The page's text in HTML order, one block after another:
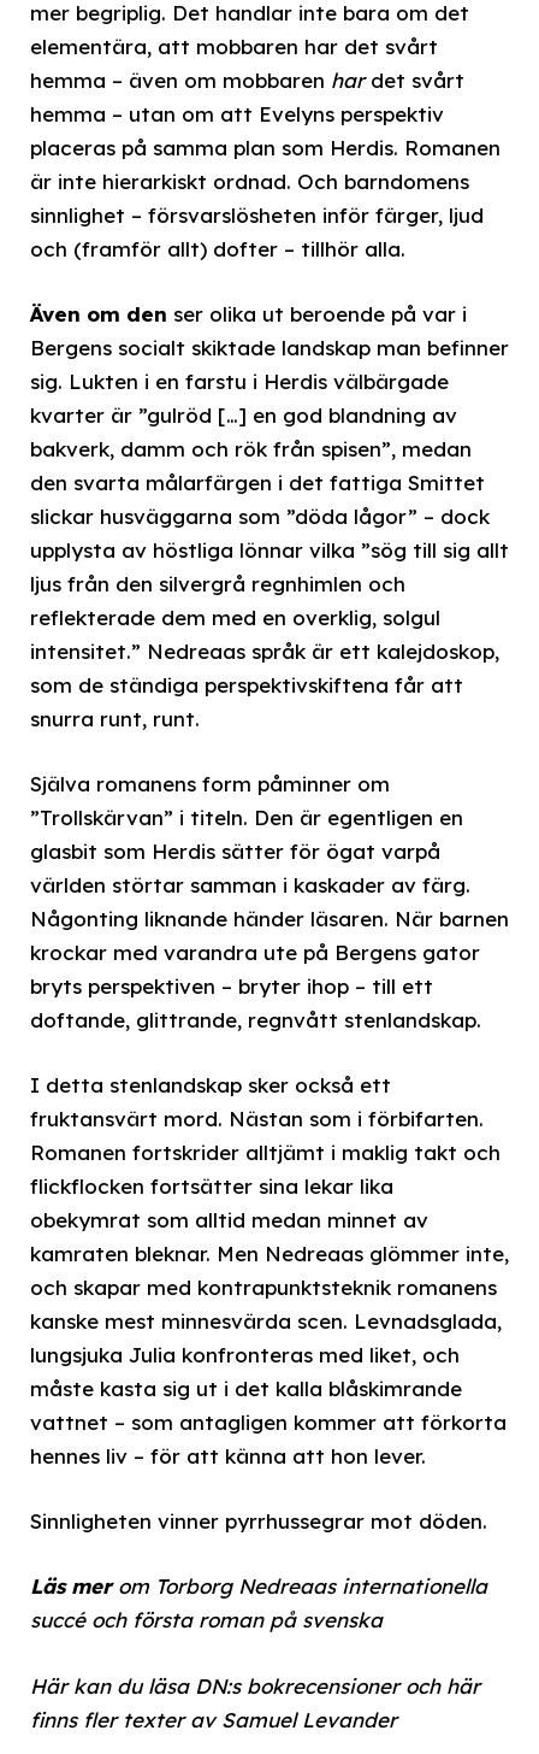
mer begriplig. Det handlar inte bara om det
elementära, att mobbaren har det svårt
hemma – även om mobbaren hardet svårt
hemma – utan om att Evelyns perspektiv
placeras på samma plan som Herdis. Romanen
är inte hierarkiskt ordnad. Och barndomens
sinnlighet – försvarslösheten inför färger, ljud
och (framför allt) dofter – tillhör alla.
Även om den ser olika ut beroende på var i
Bergens socialt skiktade landskap man befinner
sig. Lukten i en farstu i Herdis välbärgade
kvarter är ”gulröd […] en god blandning av
bakverk, damm och rök från spisen”, medan
den svarta målarfärgen i det fattiga Smittet
slickar husväggarna som ”döda lågor” – dock
upplysta av höstliga lönnar vilka ”sög till sig allt
ljus från den silvergrå regnhimlen och
reflekterade dem med en overklig, solgul
intensitet.” Nedreaas språk är ett kalejdoskop,
som de ständiga perspektivskiftena får att
snurra runt, runt.
Själva romanens form påminner om
”Trollskärvan” i titeln. Den är egentligen en
glasbit som Herdis sätter för ögat varpå
världen störtar samman i kaskader av färg.
Någonting liknande händer läsaren. När barnen
krockar med varandra ute på Bergens gator
bryts perspektiven – bryter ihop – till ett
doftande, glittrande, regnvått stenlandskap.
I detta stenlandskap sker också ett
fruktansvärt mord. Nästan som i förbifarten.
Romanen fortskrider alltjämt i maklig takt och
flickflocken fortsätter sina lekar lika
obekymrat som alltid medan minnet av
kamraten bleknar. Men Nedreaas glömmer inte,
och skapar med kontrapunktsteknik romanens
kanske mest minnesvärda scen. Levnadsglada,
lungsjuka Julia konfronteras med liket, och
måste kasta sig ut i det kalla blåskimrande
vattnet – som antagligen kommer att förkorta
hennes liv – för att känna att hon lever.
Sinnligheten vinner pyrrhussegrar mot döden.
Läs merom Torborg Nedreaas internationella
succé och första roman på svenska
Här kan du läsa DN:s bokrecensioner och här
finns fler texter av Samuel Levander